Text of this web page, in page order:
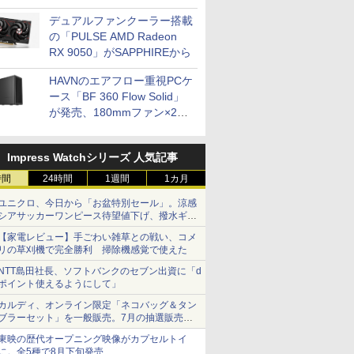
開発
デュアルファンクーラー搭載
の「PULSE AMD Radeon
RX 9050」がSAPPHIREから
HAVNのエアフロー重視PCケ
ース「BF 360 Flow Solid」
が発売、180mmファン×2搭
Impress Watchシリーズ 人気記事
24時間 1週間 1カ月
ニクロ、今日から「お盆特別セール」。涼感
アサッカーワンピース待望値下げ、撥水ギア
ョーツは1990円に
家電レビュー】手ごわい雑草との戦い、コメ
の草刈機で完全勝利 掃除機感覚で使えた
島田社長、ソフトバンクのセブン出資に「d
イント使えるようにして」
ルディ、オンライン限定「ネコバッグ＆タン
ラーセット」を一般販売。7月の抽選販売の
選無効分
映の歴代オープニング映像がカプセルトイ
。全5種で8月下旬発売